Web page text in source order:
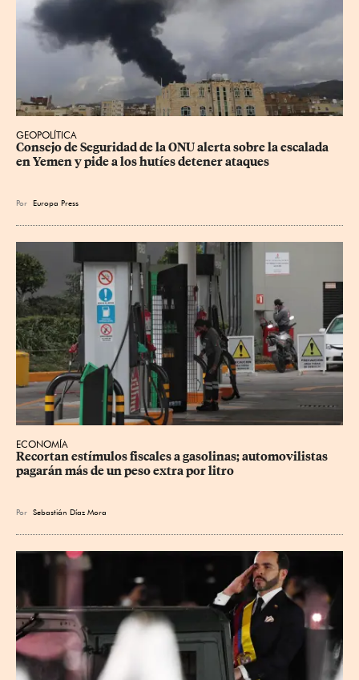
GEOPOLÍTICA
Consejo de Seguridad de la ONU alerta sobre la escalada
en Yemen y pide a los hutíes detener ataques
Por Europa Press
ECONOMÍA
Recortan estímulos fiscales a gasolinas; automovilistas
pagarán más de un peso extra por litro
Por Sebastián Díaz Mora